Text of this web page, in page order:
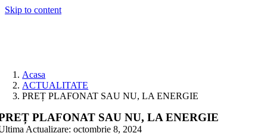
Skip to content
Acasa
ACTUALITATE
PREȚ PLAFONAT SAU NU, LA ENERGIE
PLAFONAT SAU NU, LA ENERGIE
Actualizare: octombrie 8, 2024